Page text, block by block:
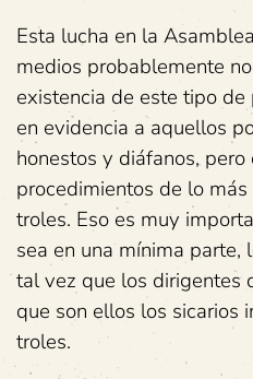
Esta lucha en la
medios probablemente
existencia de este tipo
en evidencia a aquellos
honestos y diáfanos,
procedimientos de lo
troles. Eso es muy
sea en una mínima parte,
tal vez que los dirigentes
que son ellos los sicarios
troles.